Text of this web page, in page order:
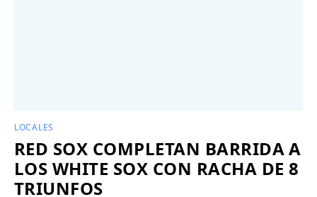
LOCALES
RED SOX COMPLETAN BARRIDA A
LOS WHITE SOX CON RACHA DE 8
TRIUNFOS